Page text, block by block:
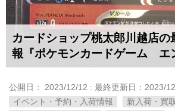
カードショップ桃太郎川越店の
報『ポケモンカードゲーム エ
公開日： 2023/12/12 : 最終更新日：2023/
イベント・予約・入荷情報
新入荷・買